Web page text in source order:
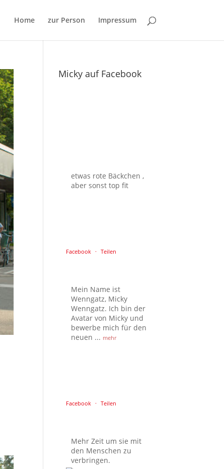
Home zur Person Impressum
Micky auf Facebook
etwas rote Bäckchen ,
aber sonst top fit
Facebook · Teilen
Mein Name ist
Wenngatz, Micky
Wenngatz. Ich bin der
Avatar von Micky und
bewerbe mich für den
neuen ... mehr
Facebook · Teilen
Mehr Zeit um sie mit
den Menschen zu
verbringen.